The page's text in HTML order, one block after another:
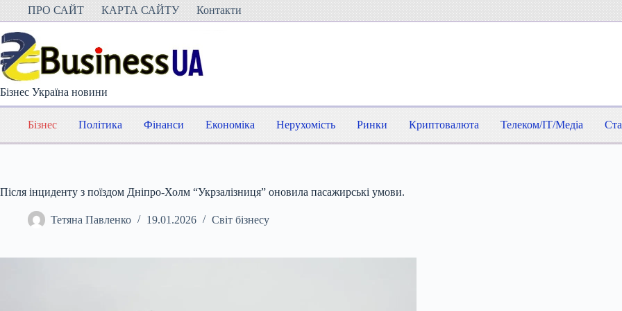
Перейти
вмісту
ПРО САЙТ КАРТА САЙТУ Контакти
Бізнес Україна новини
Бізнес Політика Фінанси Економіка Нерухомість Ринки Криптовалюта Телеком/IT/Медіа
Після інциденту з поїздом Дніпро-Холм “Укрзалізниця” оновила пасажирські умови.
Тетяна Павленко 19.01.2026 Світ бізнесу